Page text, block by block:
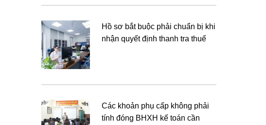
Hồ sơ bắt buộc phải chuẩn bị khi
nhận quyết định thanh tra thuế
Các khoản phụ cấp không phải
tính đóng BHXH kế toán cần